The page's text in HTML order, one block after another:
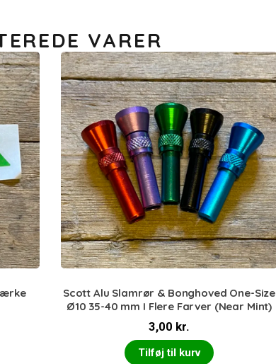
VARER
Scott Alu Slamrør & Bonghoved One-Size
Ø10 35-40 mm I Flere Farver (Near Mint)
3,00 kr.
Tilføj til kurv